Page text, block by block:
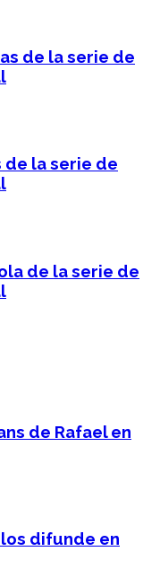
de la serie de
de la serie de
de la serie de
de Rafael en
difunde en